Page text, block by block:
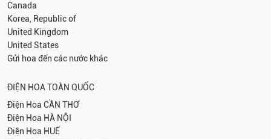
Canada
Korea, Republic of
United Kingdom
United States
Gửi hoa đến các nước khác
ĐIỆN HOA TOÀN QUỐC
Điện Hoa CẦN THƠ
Điện Hoa HÀ NỘI
Điện Hoa HUẾ